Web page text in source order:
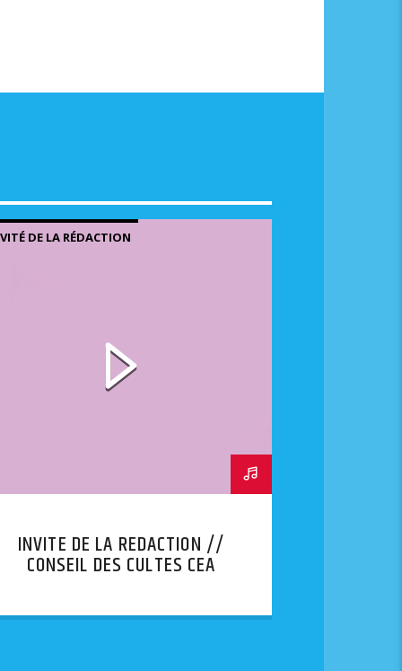
DE LA RÉDACTION
INVITE DE LA REDACTION //
CONSEIL DES CULTES CEA